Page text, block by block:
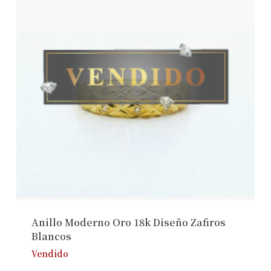
Anillo Moderno Oro 18k Diseño Zafiros
Blancos
Vendido